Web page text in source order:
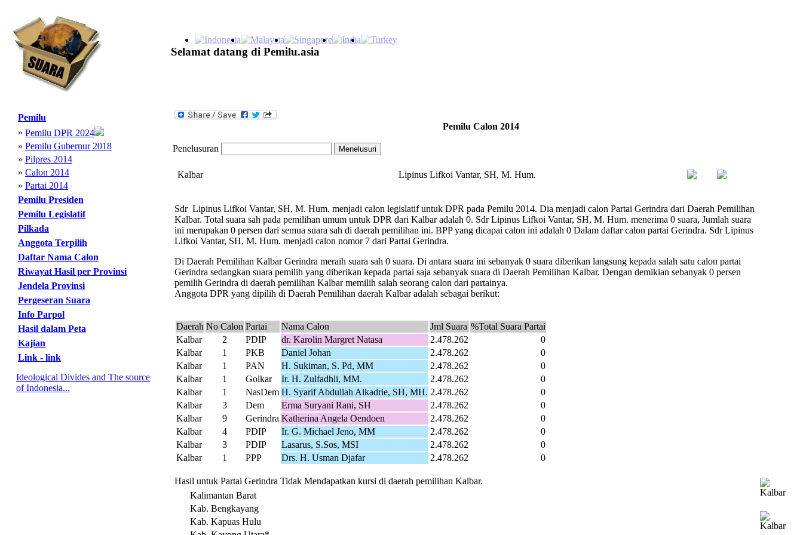
Selamat datang di Pemilu.asia
Pemilu
» Pemilu DPR 2024
» Pemilu Gubernur 2018
» Pilpres 2014
» Calon 2014
» Partai 2014
Pemilu Presiden
Pemilu Legislatif
Pilkada
Anggota Terpilih
Daftar Nama Calon
Riwayat Hasil per Provinsi
Jendela Provinsi
Pergeseran Suara
Info Parpol
Hasil dalam Peta
Kajian
Link - link
Ideological Divides and The source
of Indonesia...
Pemilu Calon 2014
Penelusuran
Kalbar Lipinus Lifkoi Vantar, SH, M. Hum.
Sdr Lipinus Lifkoi Vantar, SH, M. Hum. menjadi calon legislatif untuk DPR pada Pemilu 2014. Dia menjadi calon Partai Gerindra dari Daerah Pemilihan
Kalbar. Total suara sah pada pemilihan umum untuk DPR dari Kalbar adalah 0. Sdr Lipinus Lifkoi Vantar, SH, M. Hum. menerima 0 suara, Jumlah suara
ini merupakan 0 persen dari semua suara sah di daerah pemilihan ini. BPP yang dicapai calon ini adalah 0 Dalam daftar calon partai Gerindra. Sdr Lipinus
Lifkoi Vantar, SH, M. Hum. menjadi calon nomor 7 dari Partai Gerindra.
Di Daerah Pemilihan Kalbar Gerindra meraih suara sah 0 suara. Di antara suara ini sebanyak 0 suara diberikan langsung kepada salah satu calon partai
Gerindra sedangkan suara pemilih yang diberikan kepada partai saja sebanyak suara di Daerah Pemilihan Kalbar. Dengan demikian sebanyak 0 persen
pemilih Gerindra di daerah pemilihan Kalbar memilih salah seorang calon dari partainya.
Anggota DPR yang dipilih di Daerah Pemilihan daerah Kalbar adalah sebagai berikut:
Daerah No Calon Partai Nama Calon Jml Suara %Total Suara Partai
Kalbar
2 PDIP dr. Karolin Margret Natasa 2.478.262
0
Kalbar
1 PKB Daniel Johan 2.478.262
0
Kalbar
1 PAN H. Sukiman, S. Pd, MM 2.478.262
0
Kalbar
1 Golkar Ir. H. Zulfadhli, MM. 2.478.262
0
Kalbar
1 NasDem H. Syarif Abdullah Alkadrie, SH, MH. 2.478.262
0
Kalbar
3 Dem Erma Suryani Rani, SH 2.478.262
0
Kalbar
9 Gerindra Katherina Angela Oendoen 2.478.262
0
Kalbar
4 PDIP Ir. G. Michael Jeno, MM 2.478.262
0
Kalbar
3 PDIP Lasarus, S.Sos, MSI 2.478.262
0
Kalbar
1 PPP Drs. H. Usman Djafar 2.478.262 0
Hasil untuk Partai Gerindra Tidak Mendapatkan kursi di daerah pemilihan Kalbar.
Kalimantan Barat
Kab. Bengkayang
Kab. Kapuas Hulu